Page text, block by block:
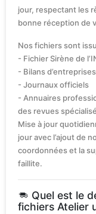
jour, respectant les
bonne réception de
Nos fichiers sont
- Fichier Sirène de
- Bilans d’entreprises
- Journaux officiels
- Annuaires
des revues
Mise à jour
jour avec l’ajout de
coordonnées et la
faillite.
Quel est le
fichiers Atelier